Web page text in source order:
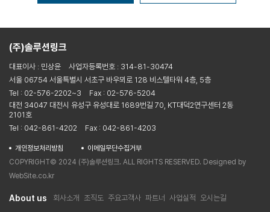
(주)솔루션링크
대표이사 : 민상윤
사업자등록번호 : 314-81-30474
서울 06754 서울특별시 서초구 바우뫼로 128 비스텔타워 4층, 5층
Tel : 02-576-2202~3
Fax : 02-576-5204
대전 34047 대전시 유성구 유성대로 1689번길 70, KT대덕2연구센터 2동
2101호
Tel : 042-861-4202
Fax : 042-861-4203
개인정보처리방침
이메일무단수집거부
COPYRIGHT© 2024 (주)솔루션링크. ALL RIGHTS RESERVED. Designed by
WebSite.co.kr
About us 회사소개 조직도 주요고객사 파트너 사업실적 오시는길